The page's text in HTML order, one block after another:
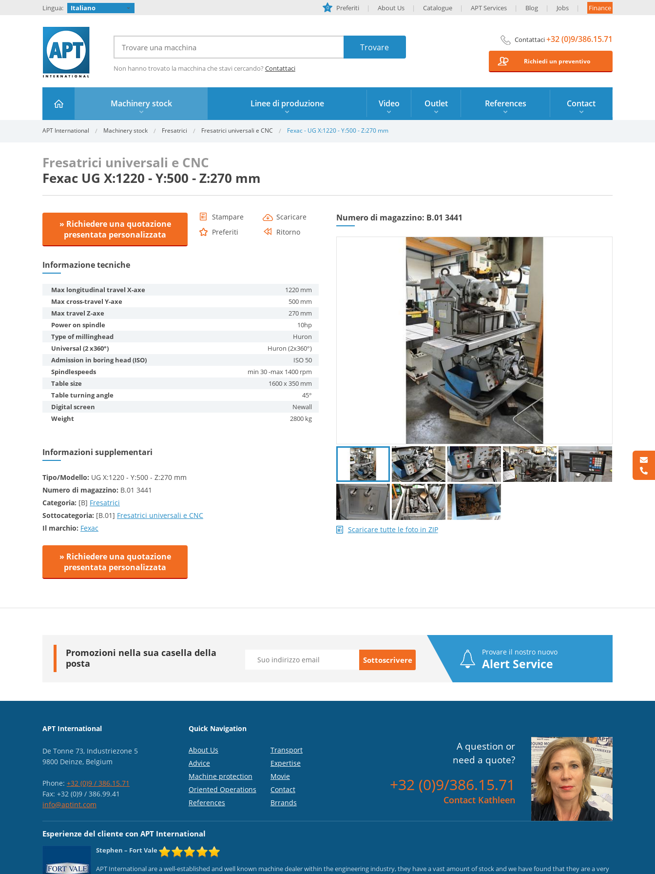
Lingua: Italiano 0 Preferiti About Us Catalogue APT Services Blog Jobs Finance
Non hanno trovato la macchina che stavi cercando? Contattaci
Contattaci+32 (0)9/386.15.71
Richiedi un preventivo
Machinery stock Linee di produzione Video Outlet References Contact
APT International Machinery stock Fresatrici Fresatrici universali e CNC Fexac - UG X:1220 - Y:500 - Z:270 mm
Fresatrici universali e CNC
Fexac UG X:1220 - Y:500 - Z:270 mm
» Richiedere una quotazione
presentata personalizzata
Stampare
Scaricare
Preferiti
Ritorno
Informazione tecniche
Max longitudinal travel X-axe
1220 mm
Max cross-travel Y-axe
500 mm
Max travel Z-axe
270 mm
Power on spindle
10hp
Type of millinghead
Huron
Universal (2 x360°)
Huron (2x360°)
Admission in boring head (ISO)
ISO 50
Spindlespeeds
min 30 -max 1400 rpm
Table size
1600 x 350 mm
Table turning angle
45°
Digital screen
Newall
Weight
2800 kg
Informazioni supplementari
Tipo/Modello: UG X:1220 - Y:500 - Z:270 mm
Numero di magazzino: B.01 3441
Categoria: [B] Fresatrici
Sottocategoria: [B.01] Fresatrici universali e CNC
Il marchio: Fexac
» Richiedere una quotazione
presentata personalizzata
Numero di magazzino: B.01 3441
Scaricare tutte le foto in ZIP
Promozioni nella sua casella della
posta
Provare il nostro nuovo
Alert Service
APT International
De Tonne 73, Industriezone 5
9800 Deinze, Belgium
Phone: +32 (0)9 / 386.15.71
Fax: +32 (0)9 / 386.99.41
info@aptint.com
Quick Navigation
About Us
Advice
Machine protection
Oriented Operations
References
Transport
Expertise
Movie
Contact
Brrands
A question or
need a quote?
+32 (0)9/386.15.71
Contact Kathleen
Esperienze del cliente con APT International
Stephen – Fort Vale
APT International are a well-established and well known machine dealer within the engineering industry, they have a vast amount of stock and we have found that they are a very